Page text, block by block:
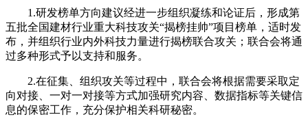
1.研发榜单方向建议经进一步组织凝练和论证后，形成第
五批全国建材行业重大科技攻关“揭榜挂帅”项目榜单，适时发
布，并组织行业内外科技力量进行揭榜联合攻关；联合会将通
过多种形式予以支持和服务。
2.在征集、组织攻关等过程中，联合会将根据需要采取定
向对接、一对一对接等方式加强研究内容、数据指标等关键信
息的保密工作，充分保护相关科研秘密。